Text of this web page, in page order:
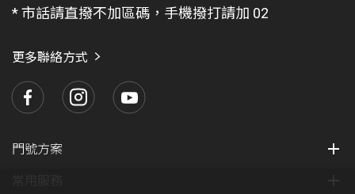
* 市話請直撥不加區碼，手機撥打請加 02
更多聯絡方式
門號方案